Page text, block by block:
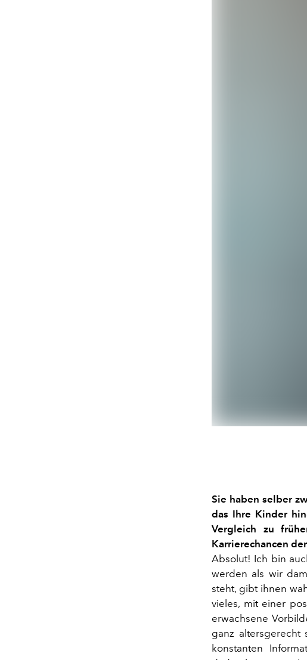
Sie haben selber
das Ihre Kinder
Vergleich zu
Karrierechancen
Absolut! Ich bin
werden als wir
steht, gibt ihnen
vieles, mit einer
erwachsene
ganz
konstanten